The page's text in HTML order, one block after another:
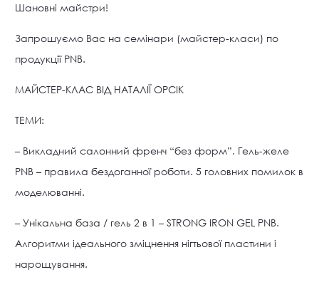
Шановні майстри!
Запрошуємо Вас на семінари (майстер-класи) по
продукції PNB.
МАЙСТЕР-КЛАС ВІД НАТАЛІЇ ОРСІК
ТЕМИ:
– Викладний салонний френч “без форм”. Гель-желе
PNB – правила бездоганної роботи. 5 головних помилок в
моделюванні.
– Унікальна база / гель 2 в 1 – STRONG IRON GEL PNB.
Алгоритми ідеального зміцнення нігтьової пластини і
нарощування.